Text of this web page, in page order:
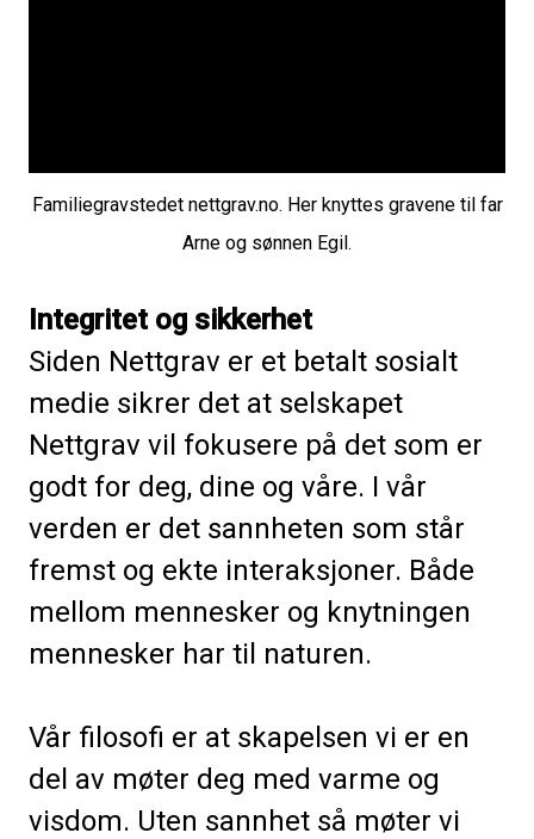
Familiegravstedet nettgrav.no. Her knyttes gravene til far
Arne og sønnen Egil.
Integritet og sikkerhet
Siden Nettgrav er et betalt sosialt
medie sikrer det at selskapet
Nettgrav vil fokusere på det som er
godt for deg, dine og våre. I vår
verden er det sannheten som står
fremst og ekte interaksjoner. Både
mellom mennesker og knytningen
mennesker har til naturen.
Vår filosofi er at skapelsen vi er en
del av møter deg med varme og
visdom. Uten sannhet så møter vi